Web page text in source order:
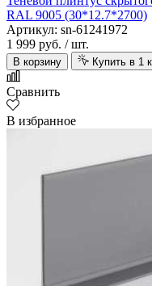
RAL 9005 (30*12.7*2700)
Артикул: sn-61241972
1 999 руб. / шт.
В корзину Купить в 1
Сравнить
В избранное